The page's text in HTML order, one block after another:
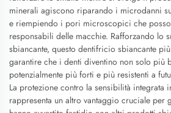
minerali agiscono riparando i microdanni
e riempiendo i pori microscopici che
responsabili delle macchie. Rafforzando lo
sbiancante, questo dentifricio sbiancante
garantire che i denti diventino non solo più
potenzialmente più forti e più resistenti a
La protezione contro la sensibilità integrata
rappresenta un altro vantaggio cruciale per